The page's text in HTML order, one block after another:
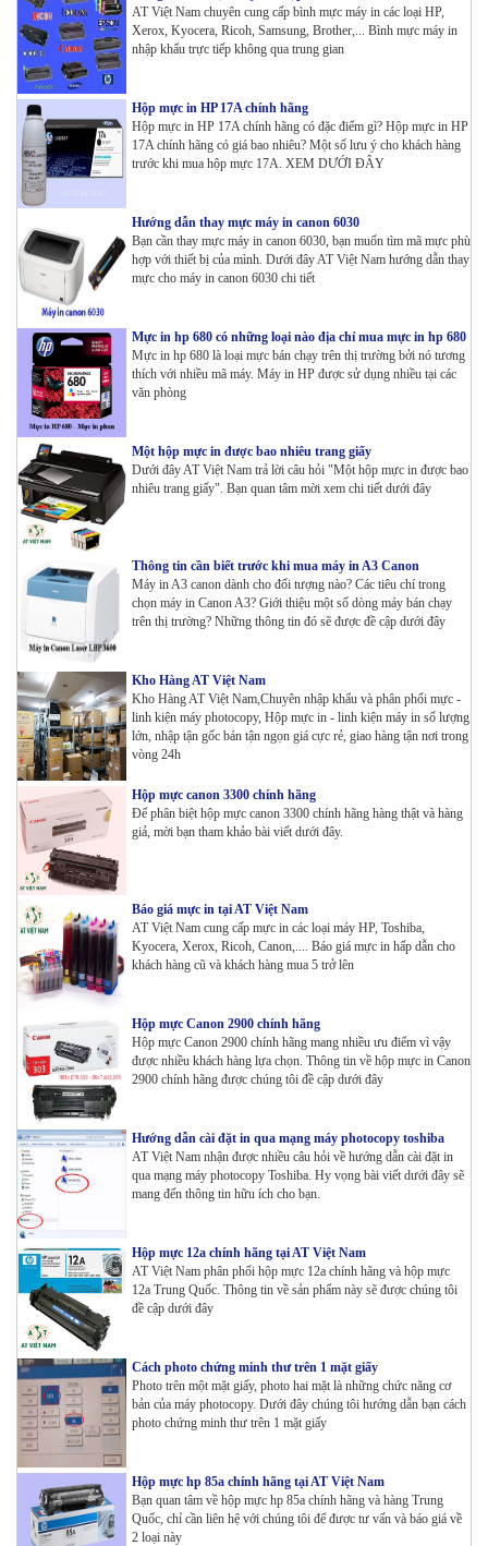
AT Việt Nam chuyên cung cấp bình mực máy in các loại HP,
Xerox, Kyocera, Ricoh, Samsung, Brother,... Bình mực máy in
nhập khẩu trực tiếp không qua trung gian
Hộp mực in HP 17A chính hãng
Hộp mực in HP 17A chính hãng có đặc điểm gì? Hộp mực in HP
17A chính hãng có giá bao nhiêu? Một số lưu ý cho khách hàng
trước khi mua hộp mực 17A. XEM DƯỚI ĐÂY
Hướng dẫn thay mực máy in canon 6030
Bạn cần thay mực máy in canon 6030, bạn muốn tìm mã mực phù
hợp với thiết bị của mình. Dưới đây AT Việt Nam hướng dẫn thay
mực cho máy in canon 6030 chi tiết
Mực in hp 680 có những loại nào địa chỉ mua mực in hp 680
Mực in hp 680 là loại mực bán chạy trên thị trường bởi nó tương
thích với nhiều mã máy. Máy in HP được sử dụng nhiều tại các
văn phòng
Một hộp mực in được bao nhiêu trang giấy
Dưới đây AT Việt Nam trả lời câu hỏi "Một hộp mực in được bao
nhiêu trang giấy". Bạn quan tâm mời xem chi tiết dưới đây
Thông tin cần biết trước khi mua máy in A3 Canon
Máy in A3 canon dành cho đối tượng nào? Các tiêu chí trong
chọn máy in Canon A3? Giới thiệu một số dòng máy bán chạy
trên thị trường? Những thông tin đó sẽ được đề cập dưới đây
Kho Hàng AT Việt Nam
Kho Hàng AT Việt Nam,Chuyên nhập khẩu và phân phối mực -
linh kiện máy photocopy, Hộp mực in - linh kiện máy in số lượng
lớn, nhập tận gốc bán tận ngọn giá cực rẻ, giao hàng tận nơi trong
vòng 24h
Hộp mực canon 3300 chính hãng
Để phân biệt hộp mực canon 3300 chính hãng hàng thật và hàng
giả, mời bạn tham khảo bài viết dưới đây.
Báo giá mực in tại AT Việt Nam
AT Việt Nam cung cấp mực in các loại máy HP, Toshiba,
Kyocera, Xerox, Ricoh, Canon,.... Báo giá mực in hấp dẫn cho
khách hàng cũ và khách hàng mua 5 trở lên
Hộp mực Canon 2900 chính hãng
Hộp mực Canon 2900 chính hãng mang nhiều ưu điểm vì vậy
được nhiều khách hàng lựa chọn. Thông tin về hộp mực in Canon
2900 chính hãng được chúng tôi đề cập dưới đây
Hướng dẫn cài đặt in qua mạng máy photocopy toshiba
AT Việt Nam nhận được nhiều câu hỏi về hướng dẫn cài đặt in
qua mạng máy photocopy Toshiba. Hy vọng bài viết dưới đây sẽ
mang đến thông tin hữu ích cho bạn.
Hộp mực 12a chính hãng tại AT Việt Nam
AT Việt Nam phân phối hộp mực 12a chính hãng và hộp mực
12a Trung Quốc. Thông tin về sản phẩm này sẽ được chúng tôi
đề cập dưới đây
Cách photo chứng minh thư trên 1 mặt giấy
Photo trên một mặt giấy, photo hai mặt là những chức năng cơ
bản của máy photocopy. Dưới đây chúng tôi hướng dẫn bạn cách
photo chứng minh thư trên 1 mặt giấy
Hộp mực hp 85a chính hãng tại AT Việt Nam
Bạn quan tâm về hộp mực hp 85a chính hãng và hàng Trung
Quốc, chỉ cần liên hệ với chúng tôi để được tư vấn và báo giá về
2 loại này